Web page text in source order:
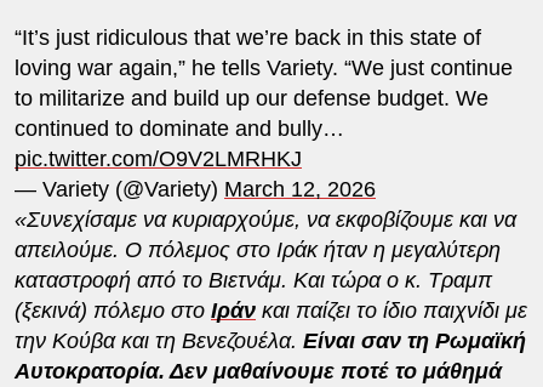
“It’s just ridiculous that we’re back in this state of
loving war again,” he tells Variety. “We just continue
to militarize and build up our defense budget. We
continued to dominate and bully…
pic.twitter.com/O9V2LMRHKJ
— Variety (@Variety) March 12, 2026
«Συνεχίσαμε να κυριαρχούμε, να εκφοβίζουμε και να
απειλούμε. Ο πόλεμος στο Ιράκ ήταν η μεγαλύτερη
καταστροφή από το Βιετνάμ. Και τώρα ο κ. Τραμπ
(ξεκινά) πόλεμο στο Ιράνκαι παίζει το ίδιο παιχνίδι με
την Κούβα και τη Βενεζουέλα. Είναι σαν τη Ρωμαϊκή
Αυτοκρατορία. Δεν μαθαίνουμε ποτέ το μάθημά